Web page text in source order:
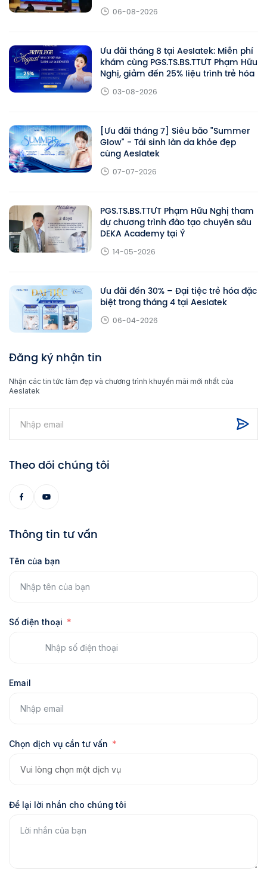
06-08-2026
Ưu đãi tháng 8 tại Aeslatek: Miễn phí
khám cùng PGS.TS.BS.TTƯT Phạm Hữu
Nghị, giảm đến 25% liệu trình trẻ hóa
03-08-2026
[Ưu đãi tháng 7] Siêu bão "Summer
Glow" - Tái sinh làn da khỏe đẹp
cùng Aeslatek
07-07-2026
PGS.TS.BS.TTƯT Phạm Hữu Nghị tham
dự chương trình đào tạo chuyên sâu
DEKA Academy tại Ý
14-05-2026
Ưu đãi đến 30% – Đại tiệc trẻ hóa đặc
biệt trong tháng 4 tại Aeslatek
06-04-2026
Đăng ký nhận tin
Nhận các tin tức làm đẹp và chương trình khuyến mãi mới nhất của
Aeslatek
Theo dõi chúng tôi
Thông tin tư vấn
Tên của bạn
Số điện thoại
Email
Chọn dịch vụ cần tư vấn
Để lại lời nhắn cho chúng tôi